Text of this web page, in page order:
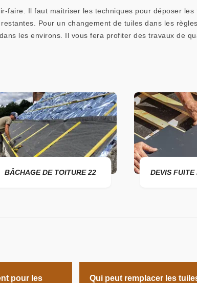
faire. Il faut maitriser les techniques pour déposer les
Pour un changement de tuiles dans les
les environs. Il vous fera profiter des travaux de
BÂCHAGE DE TOITURE 22 DEVIS FUITE
pour les
Qui peut remplacer les